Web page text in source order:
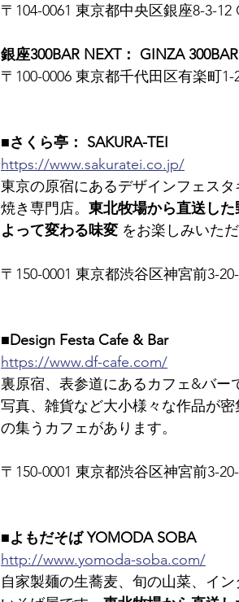
〒104-0061 東京都中央区銀座8-3-
銀座300BAR NEXT： GINZA
〒100-0006 東京都千代田区有楽町1-
■さくら亭： SAKURA-TEI
https://www.sakuratei.co.jp/
東京の原宿にあるデザインフェス
焼き専門店。 東北牧場から直送し
よって変わる味変 をお楽しみいただ
〒150-0001 東京都渋谷区神宮前3-
■Design Festa Cafe & Bar
https://www.df-cafe.com/
裏原宿、表参道にあるカフェ&バー
写真、雑貨など大小様々な作品が
の集うカフェがあります。
〒150-0001 東京都渋谷区神宮前3-
■よもだそば YOMODA SOBA
http://www.yomoda-soba.com/
自家製麺の生蕎麦、旬の山菜、イ